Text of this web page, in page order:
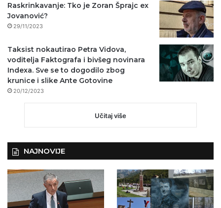
Raskrinkavanje: Tko je Zoran Šprajc ex
Jovanović?
29/11/2023
Taksist nokautirao Petra Vidova,
voditelja Faktografa i bivšeg novinara
Indexa. Sve se to dogodilo zbog
krunice i slike Ante Gotovine
20/12/2023
Učitaj više
NAJNOVIJE